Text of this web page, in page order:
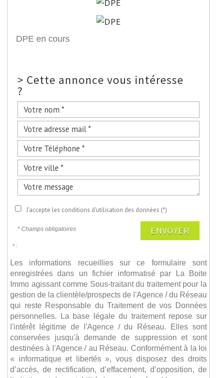
DPE en cours
> Cette annonce vous intéresse
?
J'accepte les conditions d'utilisation des données (*)
* Champs obligatoires ENVOYER
* :
Les informations recueillies sur ce formulaire sont
enregistrées dans un fichier informatisé par La Boite
Immo agissant comme Sous-traitant du traitement pour la
gestion de la clientèle/prospects de l'Agence / du Réseau
qui reste Responsable du Traitement de vos Données
personnelles. La base légale du traitement repose sur
l'intérêt légitime de l'Agence / du Réseau. Elles sont
conservées jusqu'à demande de suppression et sont
destinées à l'Agence / au Réseau. Conformément à la loi
« informatique et libertés », vous disposez des droits
d’accès, de rectification, d’effacement, d’opposition, de